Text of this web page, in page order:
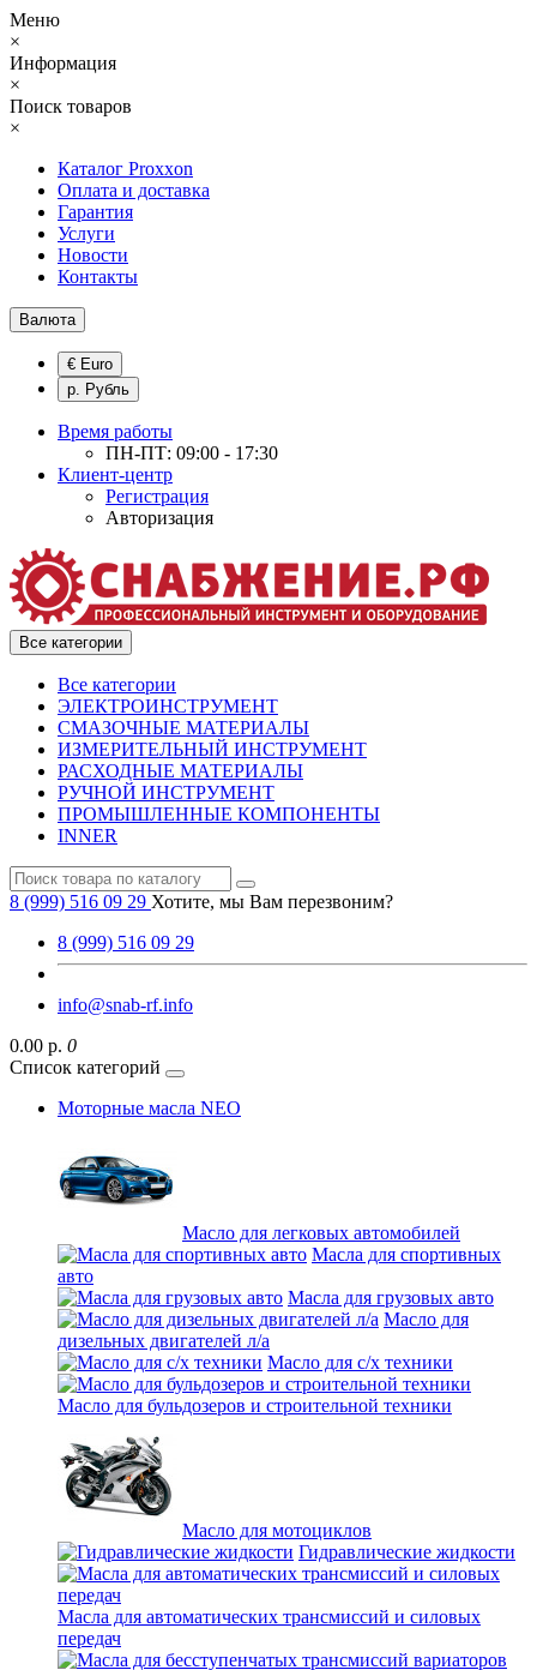
Меню
×
Информация
×
Поиск товаров
×
Каталог Proxxon
Оплата и доставка
Гарантия
Услуги
Новости
Контакты
Валюта
€ Euro
р. Рубль
Время работы
ПН-ПТ: 09:00 - 17:30
Клиент-центр
Регистрация
Авторизация
Все категории
Все категории
ЭЛЕКТРОИНСТРУМЕНТ
СМАЗОЧНЫЕ МАТЕРИАЛЫ
ИЗМЕРИТЕЛЬНЫЙ ИНСТРУМЕНТ
РАСХОДНЫЕ МАТЕРИАЛЫ
РУЧНОЙ ИНСТРУМЕНТ
ПРОМЫШЛЕННЫЕ КОМПОНЕНТЫ
INNER
8 (999) 516 09 29 Хотите, мы Вам перезвоним?
8 (999) 516 09 29
info@snab-rf.info
0.00 р. 0
Список категорий
Моторные масла NEO
Масло для легковых автомобилей
Масла для спортивных
авто
Масла для грузовых авто
Масло для
дизельных двигателей л/а
Масло для с/х техники
Масло для бульдозеров и строительной техники
Масло для мотоциклов
Гидравлические жидкости
Масла для автоматических трансмиссий и силовых
передач